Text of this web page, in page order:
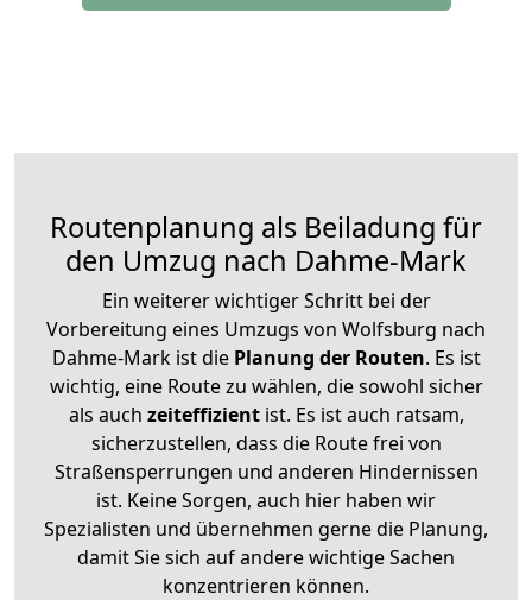
Routenplanung als Beiladung für
den Umzug nach Dahme-Mark
Ein weiterer wichtiger Schritt bei der
Vorbereitung eines Umzugs von Wolfsburg nach
Dahme-Mark ist diePlanung der Routen. Es ist
wichtig, eine Route zu wählen, die sowohl sicher
als auch zeiteffizientist. Es ist auch ratsam,
sicherzustellen, dass die Route frei von
Straßensperrungen und anderen Hindernissen
ist. Keine Sorgen, auch hier haben wir
Spezialisten und übernehmen gerne die Planung,
damit Sie sich auf andere wichtige Sachen
konzentrieren können.